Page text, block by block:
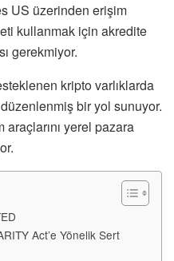
US üzerinden erişim
kullanmak için akredite
gerekmiyor.
kripto varlıklarda
bir yol sunuyor.
araçlarını yerel pazara
Act’e Yönelik Sert